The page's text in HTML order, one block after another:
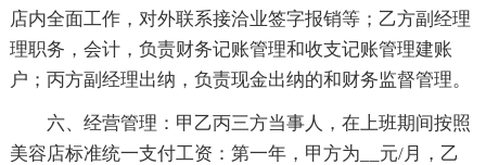
店内全面工作，对外联系接洽业签字报销等；乙方副经理
理职务，会计，负责财务记账管理和收支记账管理建账
户；丙方副经理出纳，负责现金出纳的和财务监督管理。
六、经营管理：甲乙丙三方当事人，在上班期间按照
美容店标准统一支付工资：第一年，甲方为__元/月，乙